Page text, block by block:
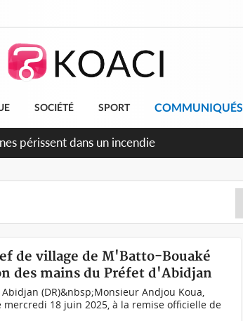
SOCIÉTÉ SPORT COMMUNIQUÉS
périssent dans un incendie
de village de M'Batto-Bouaké
des mains du Préfet d'Abidjan
(DR)&nbsp;Monsieur Andjou Koua,
18 juin 2025, à la remise officielle de